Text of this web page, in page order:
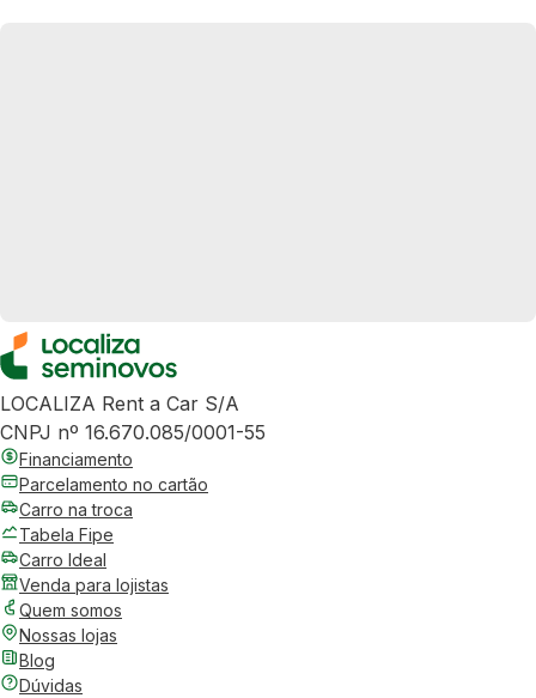
LOCALIZA Rent a Car S/A
CNPJ nº 16.670.085/0001-55
Financiamento
Parcelamento no cartão
Carro na troca
Tabela Fipe
Carro Ideal
Venda para lojistas
Quem somos
Nossas lojas
Blog
Dúvidas